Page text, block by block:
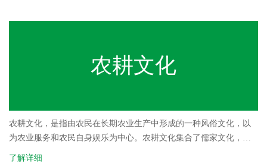
农耕文化
农耕文化，是指由农民在长期农业生产中形成的一种风俗文化，以
为农业服务和农民自身娱乐为中心。农耕文化集合了儒家文化，及
各类宗教文化为一体，形成了自己独特文化内容和特征，其主体包
了解详细